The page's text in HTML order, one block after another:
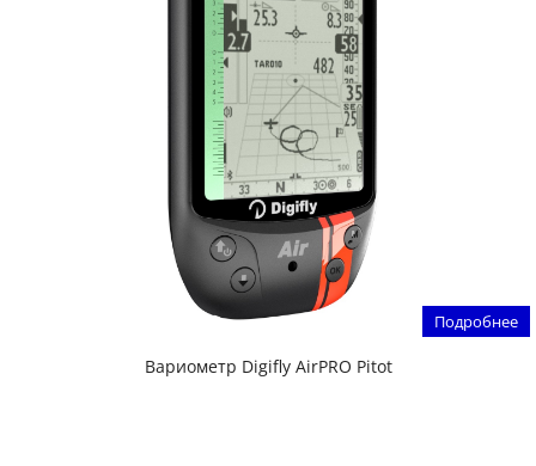
Подробнее
Вариометр Digifly AirPRO Pitot